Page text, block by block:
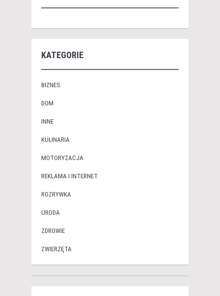
KATEGORIE
BIZNES
DOM
INNE
KULINARIA
MOTORYZACJA
REKLAMA I INTERNET
ROZRYWKA
URODA
ZDROWIE
ZWIERZĘTA